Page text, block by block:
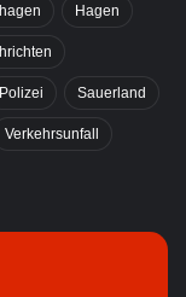
Hagen
Polizei Sauerland
Verkehrsunfall